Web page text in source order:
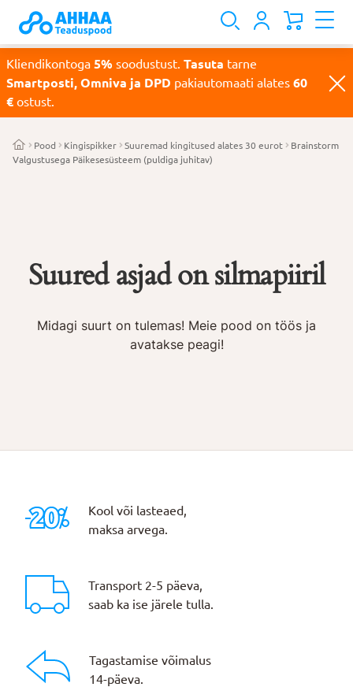
Kliendikontoga 5% soodustust. Tasuta tarne
Smartposti, Omniva ja DPD pakiautomaati alates 60
€ ostust.
Pood Kingispikker Suuremad kingitused alates 30 eurot
Brainstorm
Valgustusega Päikesesüsteem (puldiga juhitav)
Suured asjad on silmapiiril
Midagi suurt on tulemas! Meie pood on töös ja
avatakse peagi!
Kool või lasteaed,
maksa arvega.
Transport 2-5 päeva,
saab ka ise järele tulla.
Tagastamise võimalus
14-päeva.